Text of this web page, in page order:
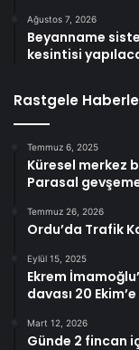
Ağustos 7, 2026
Beyanname
kesintisi
Rastgele
Temmuz 6, 2025
Küresel merkez
Parasal
Temmuz 26, 2026
Ordu’da Trafik
Eylül 15, 2025
Ekrem
davası 20
Mart 12, 2026
Günde 2 fincan